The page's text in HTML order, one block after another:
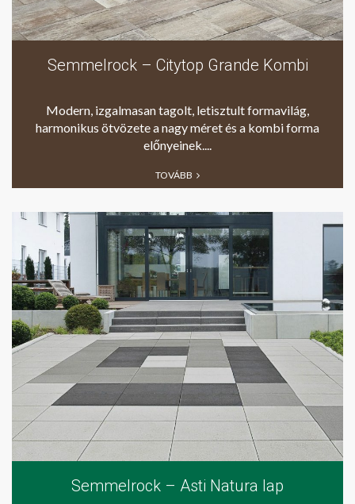
Semmelrock – Citytop Grande Kombi
Modern, izgalmasan tagolt, letisztult formavilág,
harmonikus ötvözete a nagy méret és a kombi forma
előnyeinek....
TOVÁBB
Semmelrock – Asti Natura lap